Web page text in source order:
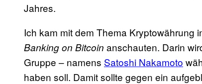
Jahres.
Ich kam mit dem Thema Kryptowährung
Banking on Bitcoin anschauten. Darin
Gruppe – namens Satoshi Nakamoto
haben soll. Damit sollte gegen ein